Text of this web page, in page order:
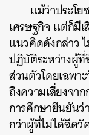
แม้ว่าประโ
เศรษฐกิจ แต่ก็มี
แนวคิดดังกล่าว
ปฏิบัติระหว่างผู้
ส่วนตัวโดยเฉพ
ถึงความเสี่ยงจา
การศึกษายืนยัน
กว่าผู้ที่ไม่ได้ฉีด